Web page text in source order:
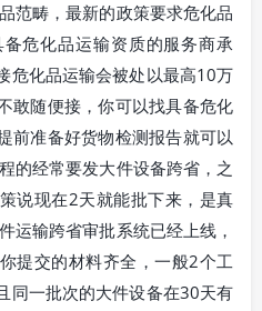
范畴，最新的政策要求危化品
危化品运输资质的服务商承
危化品运输会被处以最高10万
敢随便接，你可以找具备危化
前准备好货物检测报告就可以
的经常要发大件设备跨省，之
说现在2天就能批下来，是真
运输跨省审批系统已经上线，
提交的材料齐全，一般2个工
同一批次的大件设备在30天有